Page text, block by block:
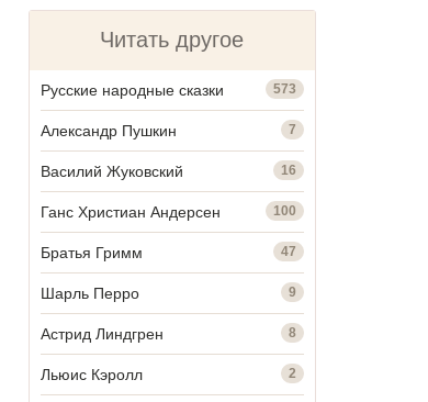
Читать другое
Русские народные сказки 573
Александр Пушкин 7
Василий Жуковский 16
Ганс Христиан Андерсен 100
Братья Гримм 47
Шарль Перро 9
Астрид Линдгрен 8
Льюис Кэролл 2